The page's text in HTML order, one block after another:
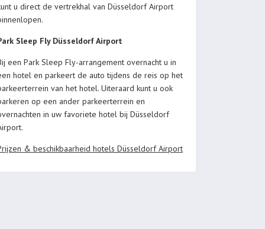
u direct de vertrekhal van Düsseldorf Airport
Sleep Fly Düsseldorf Airport
een Park Sleep Fly-arrangement overnacht u in
hotel en parkeert de auto tijdens de reis op het
van het hotel. Uiteraard kunt u ook
op een ander parkeerterrein en
in uw favoriete hotel bij Düsseldorf
& beschikbaarheid hotels Düsseldorf Airport